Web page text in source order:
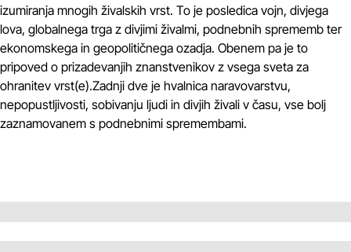
izumiranja mnogih živalskih vrst. To je posledica vojn, divjega
lova, globalnega trga z divjimi živalmi, podnebnih sprememb ter
ekonomskega in geopolitičnega ozadja. Obenem pa je to
pripoved o prizadevanjih znanstvenikov z vsega sveta za
ohranitev vrst(e).Zadnji dve je hvalnica naravovarstvu,
nepopustljivosti, sobivanju ljudi in divjih živali v času, vse bolj
zaznamovanem s podnebnimi spremembami.